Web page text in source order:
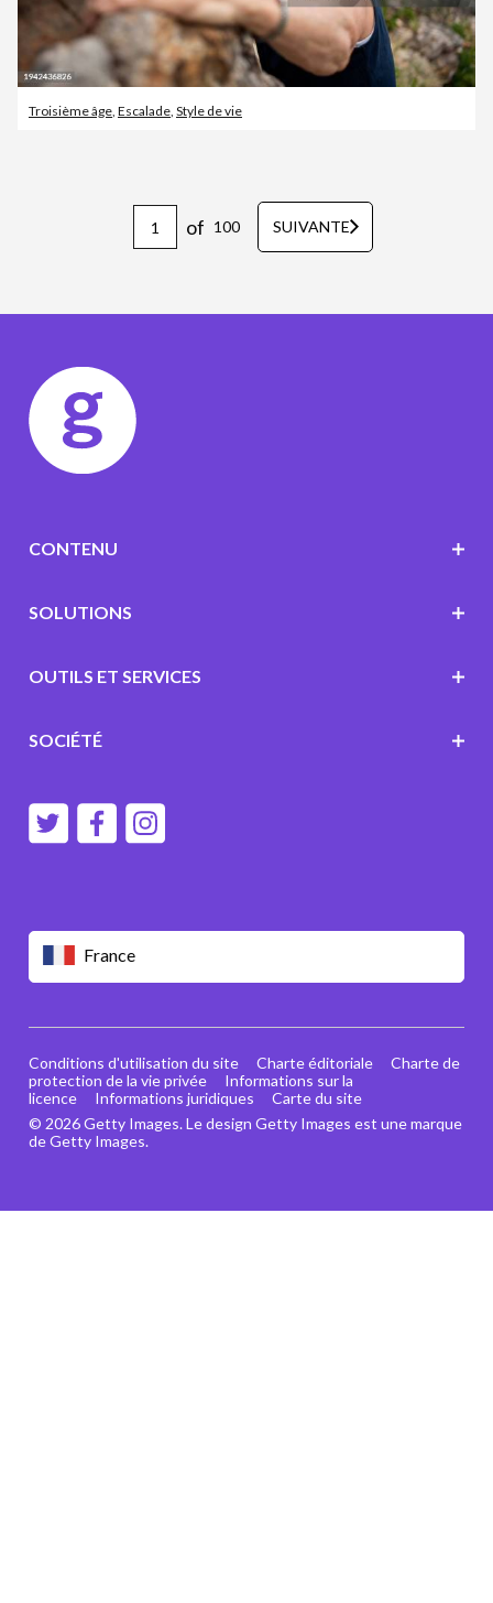
Troisième âge, Escalade, Style de vie
of 100 SUIVANTE
France
CONTENU
SOLUTIONS
OUTILS ET SERVICES
SOCIÉTÉ
© 2026 Getty Images. Le design Getty Images est une marque
de Getty Images.
Conditions d'utilisation du site Charte éditoriale
Charte de
protection de la vie privée
Informations sur la
licence
Informations juridiques Carte du site